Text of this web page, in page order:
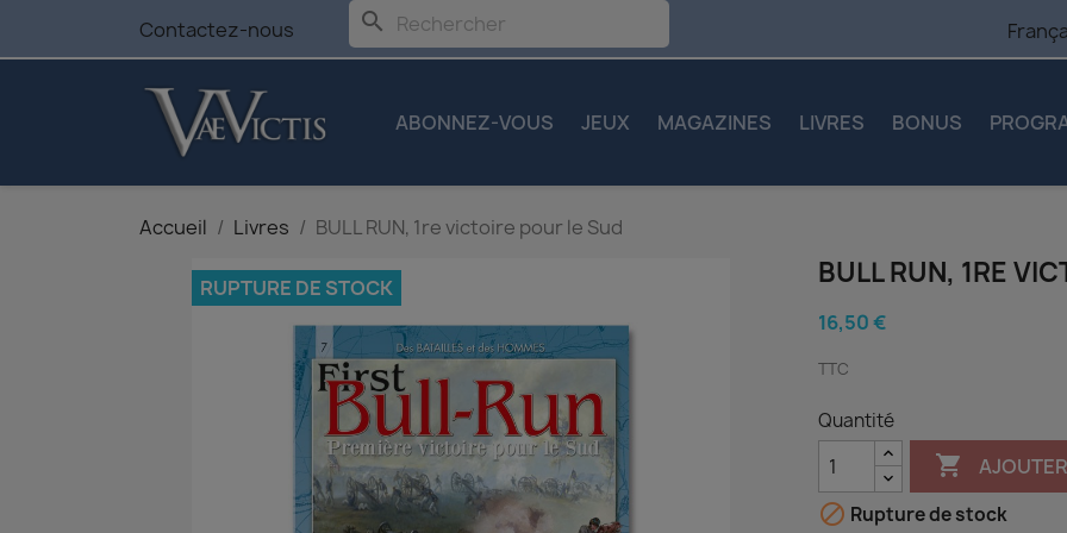
Contactez-nous search
ABONNEZ-VOUS JEUX MAGAZINES LIVRES BONUS
Accueil Livres BULL RUN, 1re victoire pour le Sud
RUPTURE DE STOCK BULL RUN, 1RE
16,50 €
TTC
Quantité

 Rupture de stock